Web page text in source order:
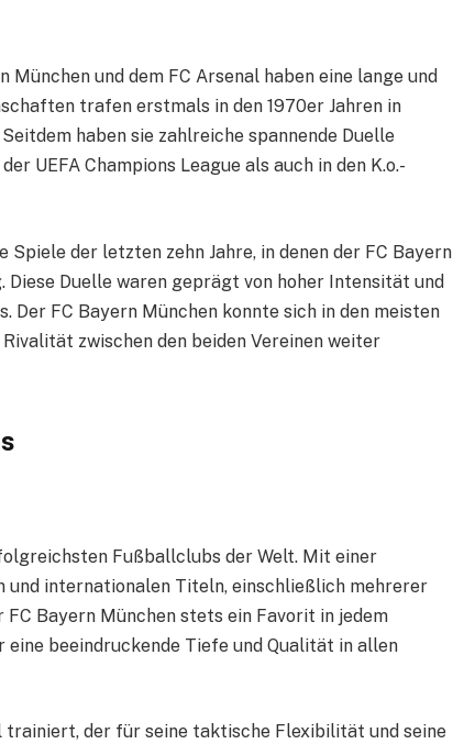
München und dem FC Arsenal haben eine lange und
trafen erstmals in den 1970er Jahren in
haben sie zahlreiche spannende Duelle
UEFA Champions League als auch in den K.o.-
Spiele der letzten zehn Jahre, in denen der FC Bayern
Duelle waren geprägt von hoher Intensität und
Der FC Bayern München konnte sich in den meisten
zwischen den beiden Vereinen weiter
Fußballclubs der Welt. Mit einer
und internationalen Titeln, einschließlich mehrerer
FC Bayern München stets ein Favorit in jedem
beeindruckende Tiefe und Qualität in allen
trainiert, der für seine taktische Flexibilität und seine